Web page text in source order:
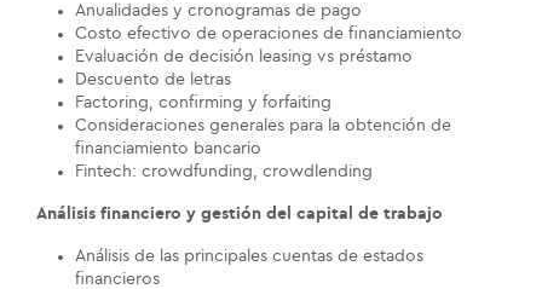
Anualidades y cronogramas de pago
Costo efectivo de operaciones de financiamiento
Evaluación de decisión leasing vs préstamo
Descuento de letras
Factoring, confirming y forfaiting
Consideraciones generales para la obtención de
financiamiento bancario
Fintech: crowdfunding, crowdlending
Análisis financiero y gestión del capital de trabajo
Análisis de las principales cuentas de estados
financieros